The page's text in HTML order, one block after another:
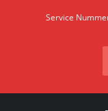
Service